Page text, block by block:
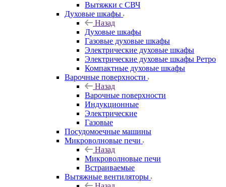
Вытяжки с СВЧ
Духовые шкафы
Назад
Духовые шкафы
Газовые духовые шкафы
Электрические духовые шкафы
Электрические духовые шкафы Ретро
Компактные духовые шкафы
Варочные поверхности
Назад
Варочные поверхности
Индукционные
Электрические
Газовые
Посудомоечные машины
Микроволновые печи
Назад
Микроволновые печи
Встраиваемые
Вытяжные вентиляторы